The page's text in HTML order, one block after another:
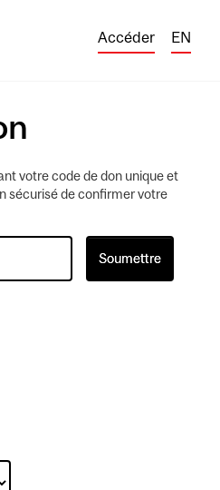
Accéder EN
votre code de don unique et
sécurisé de confirmer votre